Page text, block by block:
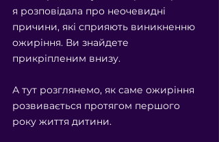
я розповідала про неочевидні
причини, які сприяють виникненню
ожиріння. Ви знайдете
прикріпленим внизу.
А тут розглянемо, як саме ожиріння
розвивається протягом першого
року життя дитини.